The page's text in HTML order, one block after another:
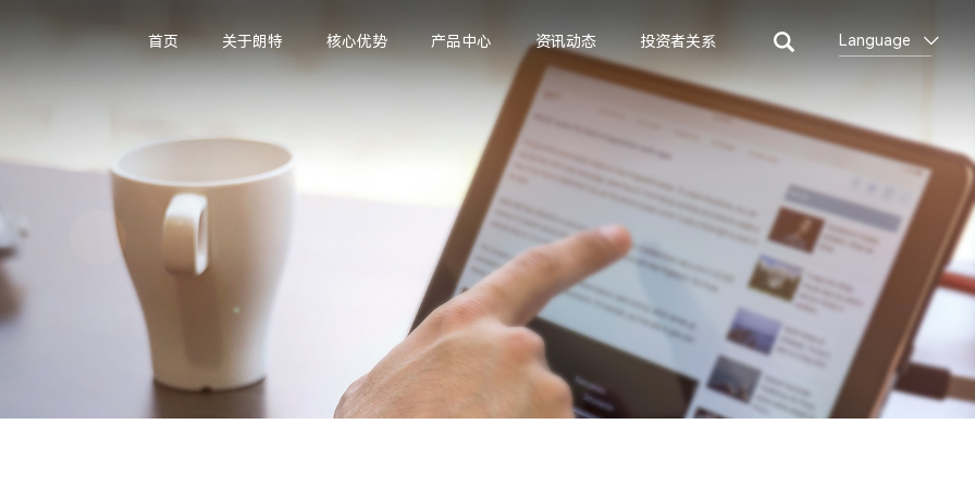
首页 关于朗特 核心优势 产品中心 资讯动态 投资者关系 Language